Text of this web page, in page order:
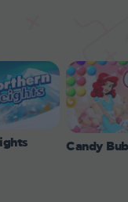
Candy